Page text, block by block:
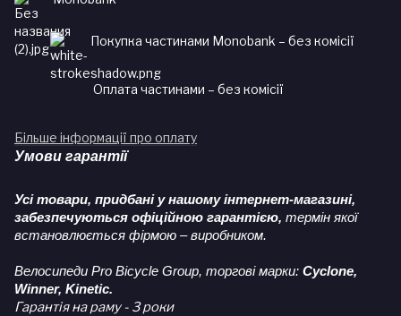
Покупка частинами Monobank – без комісії
Оплата частинами – без комісії
Більше інформації про оплату
Умови гарантії
Усі товари, придбані у нашому інтернет-магазині,
забезпечуються офіційною гарантією, термін якої
встановлюється фірмою – виробником.
Велосипеди Pro Bicycle Group, торгові марки: Cyclone,
Winner, Kinetic.
Гарантія на раму - 3 роки